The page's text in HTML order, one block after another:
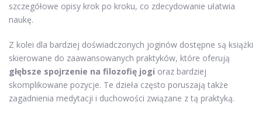
szczegółowe opisy krok po kroku, co zdecydowanie ułatwia
naukę.
Z kolei dla bardziej doświadczonych joginów dostępne są książki
skierowane do zaawansowanych praktyków, które oferują
głębsze spojrzenie na filozofię jogi oraz bardziej
skomplikowane pozycje. Te dzieła często poruszają także
zagadnienia medytacji i duchowości związane z tą praktyką.